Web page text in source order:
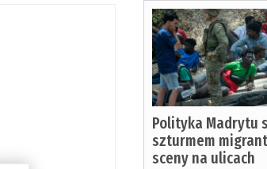
Polityka Madrytu
szturmem
sceny na ulicach